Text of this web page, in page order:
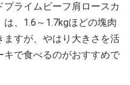
ライムビーフ肩ロースカ
、1.6～1.7kgほどの塊肉
すが、やはり大きさを活
で食べるのがおすすめで